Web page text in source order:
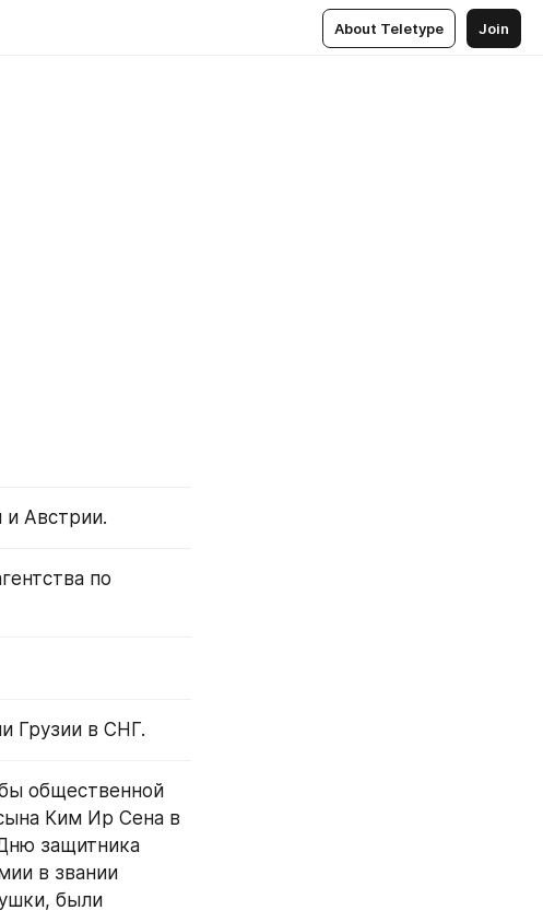
About Teletype Join
Австрии.
по
Грузии в СНГ.
общественной
Ким Ир Сена в
защитника
в звании
были